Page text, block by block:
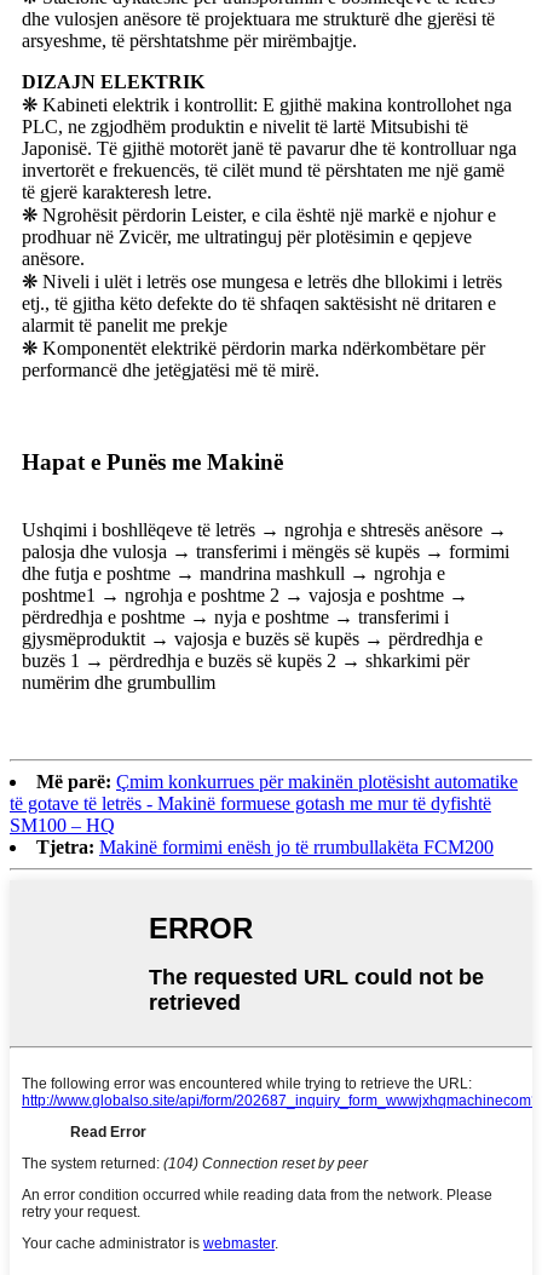
dhe vulosjen anësore të projektuara me strukturë dhe gjerësi të
arsyeshme, të përshtatshme për mirëmbajtje.
DIZAJN ELEKTRIK
❋ Kabineti elektrik i kontrollit: E gjithë makina kontrollohet nga
PLC, ne zgjodhëm produktin e nivelit të lartë Mitsubishi të
Japonisë. Të gjithë motorët janë të pavarur dhe të kontrolluar nga
invertorët e frekuencës, të cilët mund të përshtaten me një gamë
të gjerë karakteresh letre.
❋ Ngrohësit përdorin Leister, e cila është një markë e njohur e
prodhuar në Zvicër, me ultratinguj për plotësimin e qepjeve
anësore.
❋ Niveli i ulët i letrës ose mungesa e letrës dhe bllokimi i letrës
etj., të gjitha këto defekte do të shfaqen saktësisht në dritaren e
alarmit të panelit me prekje
❋ Komponentët elektrikë përdorin marka ndërkombëtare për
performancë dhe jetëgjatësi më të mirë.
Hapat e Punës me Makinë
Ushqimi i boshllëqeve të letrës → ngrohja e shtresës anësore →
palosja dhe vulosja → transferimi i mëngës së kupës → formimi
dhe futja e poshtme → mandrina mashkull → ngrohja e
poshtme1 → ngrohja e poshtme 2 → vajosja e poshtme →
përdredhja e poshtme → nyja e poshtme → transferimi i
gjysmëproduktit → vajosja e buzës së kupës → përdredhja e
buzës 1 → përdredhja e buzës së kupës 2 → shkarkimi për
numërim dhe grumbullim
Më parë: Çmim konkurrues për makinën plotësisht automatike
të gotave të letrës - Makinë formuese gotash me mur të dyfishtë
SM100 – HQ
Tjetra: Makinë formimi enësh jo të rrumbullakëta FCM200